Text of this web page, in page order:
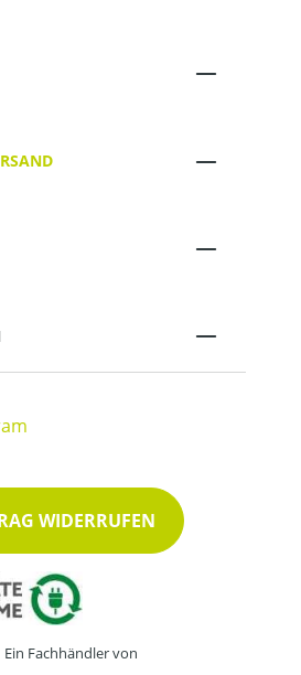
WIDERRUFEN
Ein Fachhändler von